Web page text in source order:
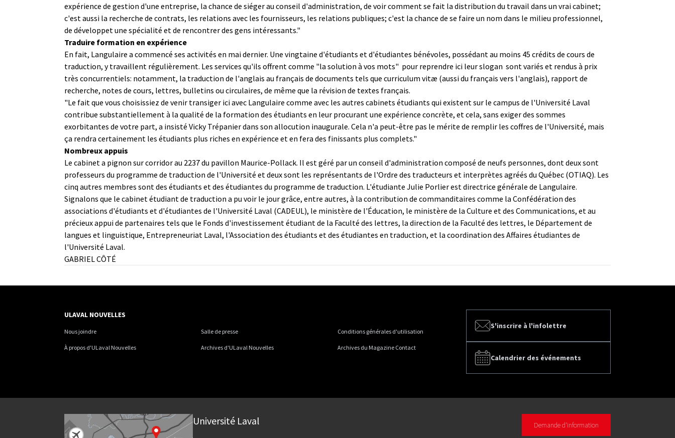
expérience de gestion d'une entreprise, la chance de siéger au conseil d'administration, de voir comment se fait la distribution du travail dans un vrai cabinet;
c'est aussi la recherche de contrats, les relations avec les fournisseurs, les relations publiques; c'est la chance de se faire un nom dans le milieu professionnel,
de développet une spécialité et de rencontrer des gens intéressants."
Traduire formation en expérience
En fait, Langulaire a commencé ses activités en mai dernier. Une vingtaine d'étudiants et d'étudiantes bénévoles, possédant au moins 45 crédits de cours de
traduction, y travaillent régulièrement. Les services qu'ils offrent comme "la solution à vos mots" ­ pour reprendre ici leur slogan ­ sont variés et rendus à prix
très concurrentiels: notamment, la traduction de l'anglais au français de documents tels que curriculum vitæ (aussi du français vers l'anglais), rapport de
recherche, notes de cours, lettres, bulletins ou circulaires, de même que la révision de textes français.
"Le fait que vous choisissiez de venir transiger ici avec Langulaire comme avec les autres cabinets étudiants qui existent sur le campus de l'Université Laval
contribue substantiellement à la qualité de la formation des étudiants en leur procurant une expérience concrète, et cela, sans exiger des sommes
exorbitantes de votre part, a insisté Vicky Trépanier dans son allocution inaugurale. Cela n'a peut-être pas le mérite de remplir les coffres de l'Université, mais
ça rendra certainement les étudiants plus riches en expérience et en fera des finissants plus complets."
Nombreux appuis
Le cabinet a pignon sur corridor au 2237 du pavillon Maurice-Pollack. Il est géré par un conseil d'administration composé de neufs personnes, dont deux sont
professeurs du programme de traduction de l'Université et deux sont les représentants de l'Ordre des traducteurs et interprètes agréés du Québec (OTIAQ). Les
cinq autres membres sont des étudiants et des étudiantes du programme de traduction. L'étudiante Julie Porlier est directrice générale de Langulaire.
Signalons que le cabinet étudiant de traduction a pu voir le jour grâce, entre autres, à la contribution de commanditaires comme la Confédération des
associations d'étudiants et d'étudiantes de l'Université Laval (CADEUL), le ministère de l'Éducation, le ministère de la Culture et des Communications, et au
précieux appui de partenaires tels que le Fonds d'investissement étudiant de la Faculté des lettres, la direction de la Faculté des lettres, le Département de
langues et linguistique, Entrepreneuriat Laval, l'Association des étudiants et des étudiantes en traduction, et la coordination des Affaires étudiantes de
l'Université Laval.
GABRIEL CÔTÉ
S'inscrire à l'infolettre
Calendrier des événements
ULAVAL NOUVELLES
Nous joindre Salle de presse Conditions générales d'utilisation
À propos d'ULaval Nouvelles Archives d'ULaval Nouvelles Archives du Magazine Contact
Université Laval Demande d'information